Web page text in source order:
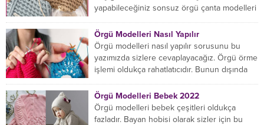
yapabileceğiniz sonsuz örgü çanta modelleri
Örgü Modelleri Nasıl Yapılır
Örgü modelleri nasıl yapılır sorusunu bu
yazımızda sizlere cevaplayacağız. Örgü örme
işlemi oldukça rahatlatıcıdır. Bunun dışında
Örgü Modelleri Bebek 2022
Örgü modelleri bebek çeşitleri oldukça
fazladır. Bayan hobisi olarak sizler için bu